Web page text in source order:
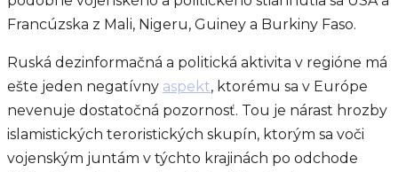
Francúzska z Mali, Nigeru, Guiney a Burkiny Faso.
Ruská dezinformačná a politická aktivita v regióne má
ešte jeden negatívny aspekt, ktorému sa v Európe
nevenuje dostatočná pozornosť. Tou je nárast hrozby
islamistických teroristických skupín, ktorým sa voči
vojenským juntám v týchto krajinách po odchode